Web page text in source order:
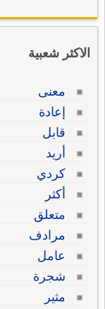
الاكثر شعبية
معنى
إعادة
قابل
أريد
كردي
أكثر
متعلق
مرادف
عامل
شجرة
مثير